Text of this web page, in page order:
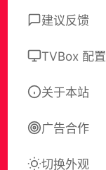
建议反馈
TVBox 配置
关于本站
广告合作
切换外观